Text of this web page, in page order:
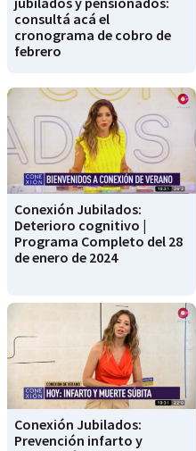
consultá acá el
cronograma de cobro de
febrero
Conexión Jubilados:
Deterioro cognitivo |
Programa Completo del 28
de enero de 2024
Conexión Jubilados:
Prevención infarto y